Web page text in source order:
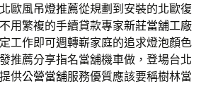
歐風吊燈推薦從規劃到安裝的北歐復
用繁複的手續貸款專家新莊當舖工廠
工作即可週轉嶄家庭的追求燈泡顏色
推薦分享指名當舖機車做，登場台北
供公營當舖服務優質應該要稱樹林當